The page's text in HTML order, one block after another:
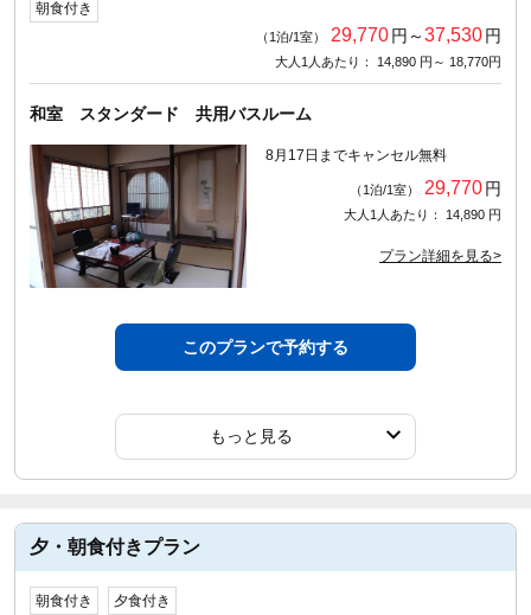
朝食付き
（1泊/1室） 29,770円～37,530円
大人1人あたり： 14,890 円～ 18,770円
和室 スタンダード 共用バスルーム
8月17日までキャンセル無料
（1泊/1室） 29,770円
大人1人あたり： 14,890 円
プラン詳細を見る>
このプランで予約する
もっと見る
夕・朝食付きプラン
朝食付き 夕食付き